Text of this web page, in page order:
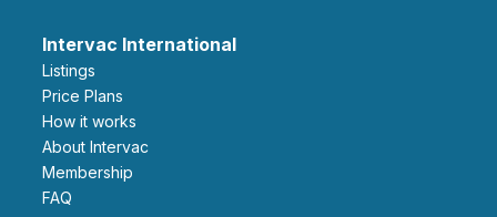
Intervac International
Listings
Price Plans
How it works
About Intervac
Membership
FAQ